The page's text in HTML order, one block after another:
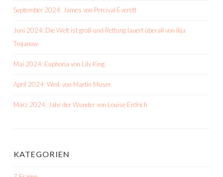
September 2024: James von Percival Everett
Juni 2024: Die Welt ist groß und Rettung lauert überall von Ilija
Trojanow
Mai 2024: Euphoria von Lily King
April 2024: Weil. von Martin Muser
März 2024: Jahr der Wunder von Louise Erdrich
KATEGORIEN